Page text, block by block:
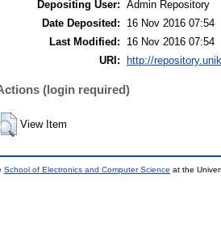
Depositing User: Admin Repository
Date Deposited:
16 Nov 2016 07:54
Last Modified:
16 Nov 2016 07:54
URI:
http://
(login required)
View Item
School of Electronics and Computer Science at the